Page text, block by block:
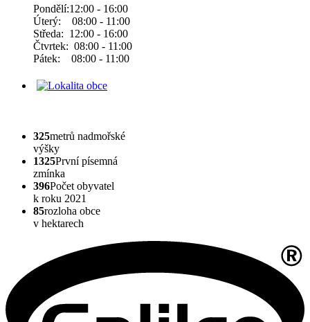
Pondělí:12:00 - 16:00
Úterý: 08:00 - 11:00
Středa: 12:00 - 16:00
Čtvrtek: 08:00 - 11:00
Pátek: 08:00 - 11:00
325metrů nadmořské
výšky
1325První písemná
zmínka
396Počet obyvatel
k roku 2021
85rozloha obce
v hektarech